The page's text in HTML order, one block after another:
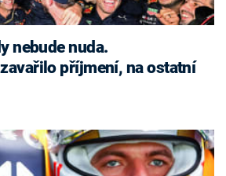
nebude nuda.
příjmení, na ostatní